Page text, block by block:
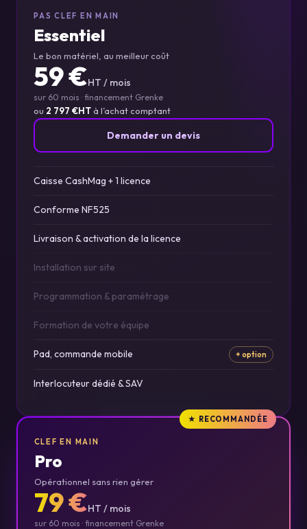
PAS CLEF EN MAIN
Essentiel
Le bon matériel, au meilleur coût
59 €HT / mois
sur 60 mois · financement Grenke
ou 2 797 €HT à l’achat comptant
Demander un devis
Caisse CashMag + 1 licence
Conforme NF525
Livraison & activation de la licence
Installation sur site
Programmation & paramétrage
Formation de votre équipe
Pad, commande mobile + option
Interlocuteur dédié & SAV
★ RECOMMANDÉE
CLEF EN MAIN
Pro
Opérationnel sans rien gérer
79 €HT / mois
sur 60 mois · financement Grenke